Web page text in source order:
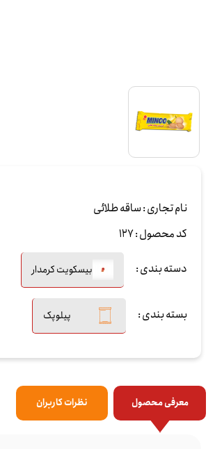
نام تجاری :ساقه طلائی
کد محصول :127
دسته بندی : بیسکویت کرمدار
بسته بندی : پیلوپک
معرفی محصول نظرات کاربران